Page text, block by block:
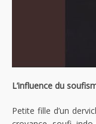
L’influence du
Petite fille d’un